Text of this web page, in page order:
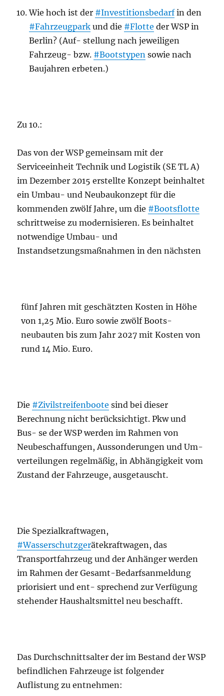
Wie hoch ist der #Investitionsbedarfin den
#Fahrzeugpark und die #Flotte der WSP in
Berlin? (Auf- stellung nach jeweiligen
Fahrzeug- bzw. #Bootstypen sowie nach
Baujahren erbeten.)
Zu 10.:
Das von der WSP gemeinsam mit der
Serviceeinheit Technik und Logistik (SE TL A)
im Dezember 2015 erstellte Konzept beinhaltet
ein Umbau- und Neubaukonzept für die
kommenden zwölf Jahre, um die #Bootsflotte
schrittweise zu modernisieren. Es beinhaltet
notwendige Umbau- und
Instandsetzungsmaßnahmen in den nächsten
fünf Jahren mit geschätzten Kosten in Höhe
von 1,25 Mio. Euro sowie zwölf Boots-
neubauten bis zum Jahr 2027 mit Kosten von
rund 14 Mio. Euro.
Die #Zivilstreifenboote sind bei dieser
Berechnung nicht berücksichtigt. Pkw und
Bus- se der WSP werden im Rahmen von
Neubeschaffungen, Aussonderungen und Um-
verteilungen regelmäßig, in Abhängigkeit vom
Zustand der Fahrzeuge, ausgetauscht.
Die Spezialkraftwagen,
#Wasserschutzgerätekraftwagen, das
Transportfahrzeug und der Anhänger werden
im Rahmen der Gesamt-Bedarfsanmeldung
priorisiert und ent- sprechend zur Verfügung
stehender Haushaltsmittel neu beschafft.
Das Durchschnittsalter der im Bestand der WSP
befindlichen Fahrzeuge ist folgender
Auflistung zu entnehmen: